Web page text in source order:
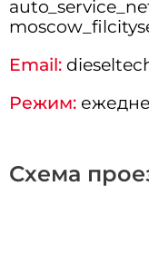
Схема
Email:
Режим: